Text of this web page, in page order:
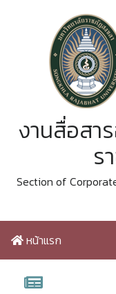
งานสื่อสา
ร
Section of
หน้าแรก